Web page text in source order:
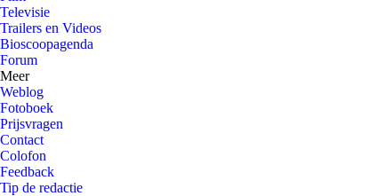
Televisie
Trailers en Videos
Bioscoopagenda
Forum
Meer
Weblog
Fotoboek
Prijsvragen
Contact
Colofon
Feedback
Tip de redactie